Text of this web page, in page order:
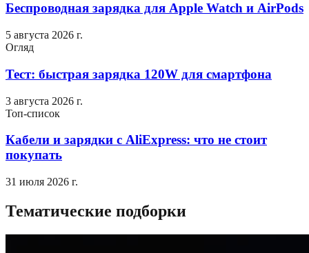
Беспроводная зарядка для Apple Watch и AirPods
5 августа 2026 г.
Огляд
Тест: быстрая зарядка 120W для смартфона
3 августа 2026 г.
Топ-список
Кабели и зарядки с AliExpress: что не стоит
покупать
31 июля 2026 г.
Тематические подборки